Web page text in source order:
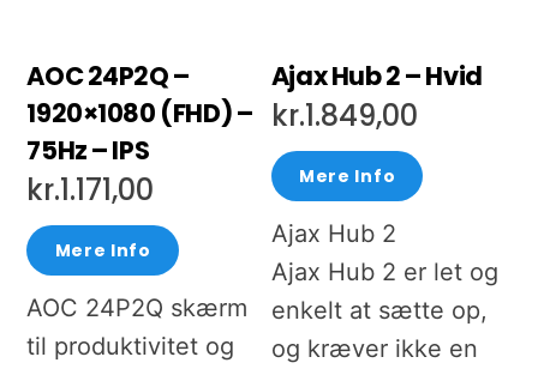
AOC 24P2Q –
1920×1080 (FHD) –
75Hz – IPS
kr.1.171,00
Mere Info
AOC 24P2Q skærm
til produktivitet og
Ajax Hub 2 – Hvid
kr.1.849,00
Mere Info
Ajax Hub 2
Ajax Hub 2 er let og
enkelt at sætte op,
og kræver ikke en